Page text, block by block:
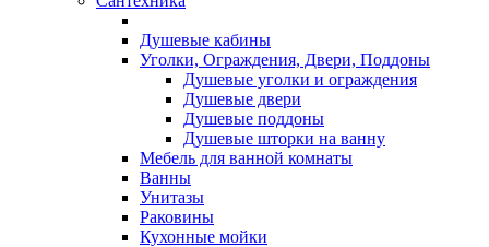
Душевые кабины
Уголки, Ограждения, Двери, Поддоны
Душевые уголки и ограждения
Душевые двери
Душевые поддоны
Душевые шторки на ванну
Мебель для ванной комнаты
Ванны
Унитазы
Раковины
Кухонные мойки